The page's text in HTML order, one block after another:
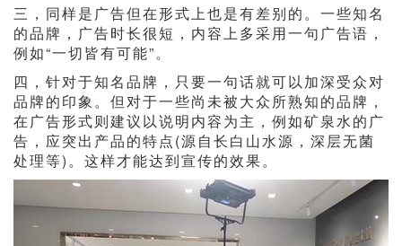
三，同样是广告但在形式上也是有差别的。一些知名
的品牌，广告时长很短，内容上多采用一句广告语，
例如“一切皆有可能”。
四，针对于知名品牌，只要一句话就可以加深受众对
品牌的印象。但对于一些尚未被大众所熟知的品牌，
在广告形式则建议以说明内容为主，例如矿泉水的广
告，应突出产品的特点(源自长白山水源，深层无菌
处理等)。这样才能达到宣传的效果。